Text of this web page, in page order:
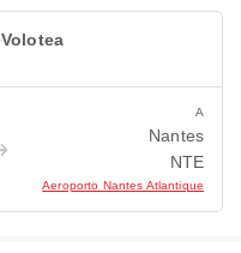
Volotea
A
Nantes
NTE
Aeroporto Nantes Atlantique